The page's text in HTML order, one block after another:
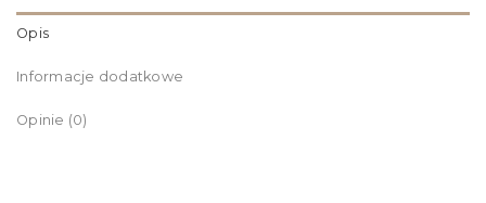
Opis
Informacje dodatkowe
Opinie (0)